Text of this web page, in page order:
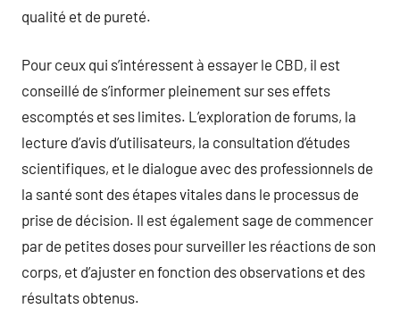
qualité et de pureté.
Pour ceux qui s’intéressent à essayer le CBD, il est
conseillé de s’informer pleinement sur ses effets
escomptés et ses limites. L’exploration de forums, la
lecture d’avis d’utilisateurs, la consultation d’études
scientifiques, et le dialogue avec des professionnels de
la santé sont des étapes vitales dans le processus de
prise de décision. Il est également sage de commencer
par de petites doses pour surveiller les réactions de son
corps, et d’ajuster en fonction des observations et des
résultats obtenus.